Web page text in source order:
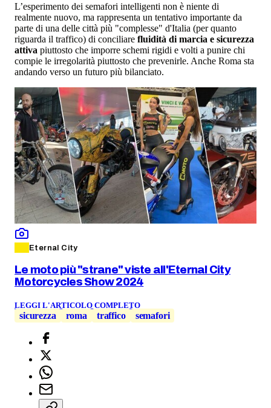
L’esperimento dei semafori intelligenti non è niente di
realmente nuovo, ma rappresenta un tentativo importante da
parte di una delle città più "complesse" d'Italia (per quanto
riguarda il traffico) di conciliare fluidità di marcia e sicurezza
attiva piuttosto che imporre schemi rigidi e volti a punire chi
compie le irregolarità piuttosto che prevenirle. Anche Roma sta
andando verso un futuro più bilanciato.
Eternal City
Le moto più "strane" viste all'Eternal City
Motorcycles Show 2024
LEGGI L'ARTICOLO COMPLETO
sicurezza roma traffico semafori